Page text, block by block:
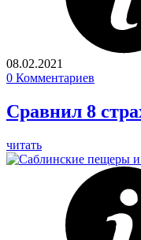
08.02.2021
0 Комментариев
Сравнил 8
читать